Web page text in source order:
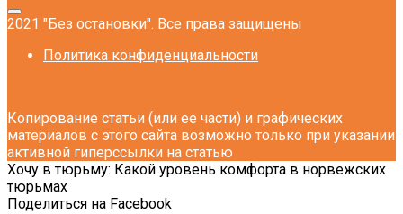
2021 "Без остановки". Все права защищены
Политика конфиденциальности
Копирование статьи (или ее части) и графических
материалов с этого сайта возможно только при указании
активной гиперссылки на статью
Хочу в тюрьму: Какой уровень комфорта в норвежских
тюрьмах
Поделиться на Facebook